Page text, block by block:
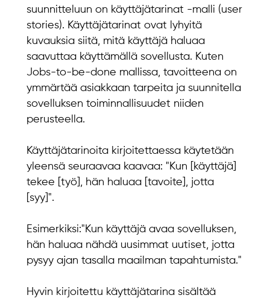
suunnitteluun on käyttäjätarinat -malli (user
stories). Käyttäjätarinat ovat lyhyitä
kuvauksia siitä, mitä käyttäjä haluaa
saavuttaa käyttämällä sovellusta. Kuten
Jobs-to-be-done mallissa, tavoitteena on
ymmärtää asiakkaan tarpeita ja suunnitella
sovelluksen toiminnallisuudet niiden
perusteella.
Käyttäjätarinoita kirjoitettaessa käytetään
yleensä seuraavaa kaavaa: "Kun [käyttäjä]
tekee [työ], hän haluaa [tavoite], jotta
[syy]".
Esimerkiksi:"Kun käyttäjä avaa sovelluksen,
hän haluaa nähdä uusimmat uutiset, jotta
pysyy ajan tasalla maailman tapahtumista."
Hyvin kirjoitettu käyttäjätarina sisältää